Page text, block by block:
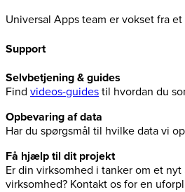
Universal Apps team er vokset fra
Support
Selvbetjening & guides
Find videos-guides til hvordan du
Opbevaring af data
Har du spørgsmål til hvilke data vi
Få hjælp til dit projekt
Er din virksomhed i tanker om et
virksomhed? Kontakt os for en